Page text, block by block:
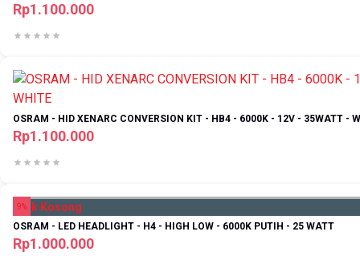
Rp1.100.000
OSRAM - HID XENARC CONVERSION KIT - HB4 - 6000K - 12V - 35WATT -
Rp1.100.000
9%
Stok Kosong
OSRAM - LED HEADLIGHT - H4 - HIGH LOW - 6000K PUTIH - 25 WATT
Rp1.000.000